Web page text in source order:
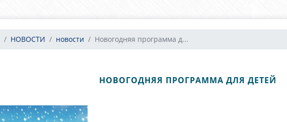
НОВОСТИ новости Новогодняя программа д...
НОВОГОДНЯЯ ПРОГРАММА ДЛЯ ДЕТЕЙ